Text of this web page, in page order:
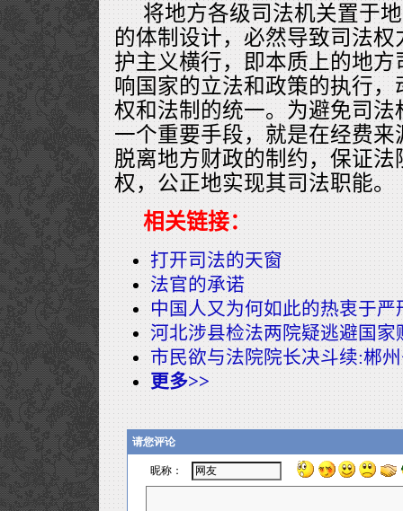
将地方各级司法机关置于
的体制设计，必然导致司法
护主义横行，即本质上的地
响国家的立法和政策的执行
权和法制的统一。为避免司
一个重要手段，就是在经费
脱离地方财政的制约，保证
权，公正地实现其司法职能。
相关链接：
打开司法的天窗
法官的承诺
中国人又为何如此的热衷于严
河北涉县检法两院疑逃避国家
市民欲与法院院长决斗续:郴
更多>>